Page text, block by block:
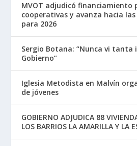
MVOT adjudicó financiamiento
cooperativas y avanza hacia
para 2026
Sergio Botana: “Nunca vi tanta
Gobierno”
Iglesia Metodista en Malvín
de jóvenes
GOBIERNO ADJUDICA 88
LOS BARRIOS LA AMARILLA Y LA